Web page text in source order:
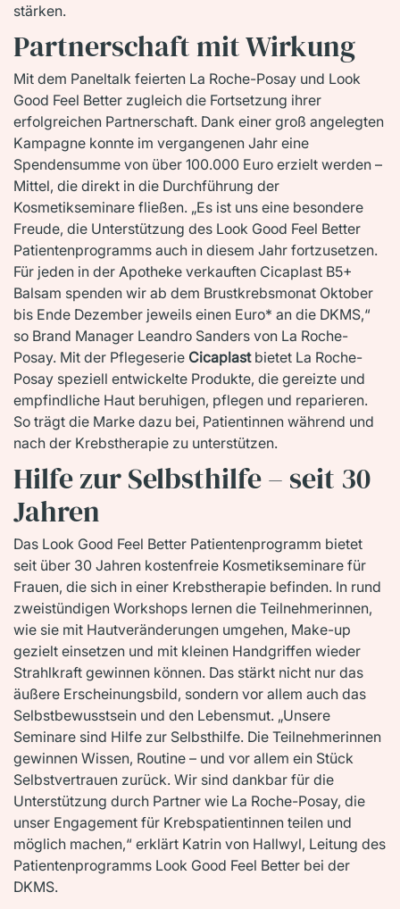
stärken.
Partnerschaft mit Wirkung
Mit dem Paneltalk feierten La Roche-Posay und Look
Good Feel Better zugleich die Fortsetzung ihrer
erfolgreichen Partnerschaft. Dank einer groß angelegten
Kampagne konnte im vergangenen Jahr eine
Spendensumme von über 100.000 Euro erzielt werden –
Mittel, die direkt in die Durchführung der
Kosmetikseminare fließen. „Es ist uns eine besondere
Freude, die Unterstützung des Look Good Feel Better
Patientenprogramms auch in diesem Jahr fortzusetzen.
Für jeden in der Apotheke verkauften Cicaplast B5+
Balsam spenden wir ab dem Brustkrebsmonat Oktober
bis Ende Dezember jeweils einen Euro* an die DKMS,“
so Brand Manager Leandro Sanders von La Roche-
Posay. Mit der Pflegeserie Cicaplastbietet La Roche-
Posay speziell entwickelte Produkte, die gereizte und
empfindliche Haut beruhigen, pflegen und reparieren.
So trägt die Marke dazu bei, Patientinnen während und
nach der Krebstherapie zu unterstützen.
Hilfe zur Selbsthilfe – seit 30
Jahren
Das Look Good Feel Better Patientenprogramm bietet
seit über 30 Jahren kostenfreie Kosmetikseminare für
Frauen, die sich in einer Krebstherapie befinden. In rund
zweistündigen Workshops lernen die Teilnehmerinnen,
wie sie mit Hautveränderungen umgehen, Make-up
gezielt einsetzen und mit kleinen Handgriffen wieder
Strahlkraft gewinnen können. Das stärkt nicht nur das
äußere Erscheinungsbild, sondern vor allem auch das
Selbstbewusstsein und den Lebensmut. „Unsere
Seminare sind Hilfe zur Selbsthilfe. Die Teilnehmerinnen
gewinnen Wissen, Routine – und vor allem ein Stück
Selbstvertrauen zurück. Wir sind dankbar für die
Unterstützung durch Partner wie La Roche-Posay, die
unser Engagement für Krebspatientinnen teilen und
möglich machen,“ erklärt Katrin von Hallwyl, Leitung des
Patientenprogramms Look Good Feel Better bei der
DKMS.